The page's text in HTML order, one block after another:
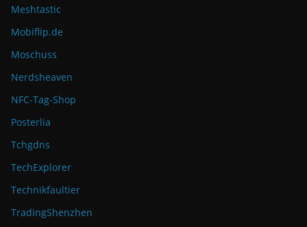
Meshtastic
Mobiflip.de
Moschuss
Nerdsheaven
NFC-Tag-Shop
Posterlia
Tchgdns
TechExplorer
Technikfaultier
TradingShenzhen